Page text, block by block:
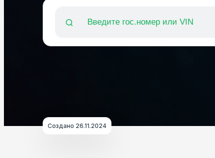
Создано 26.11.2024